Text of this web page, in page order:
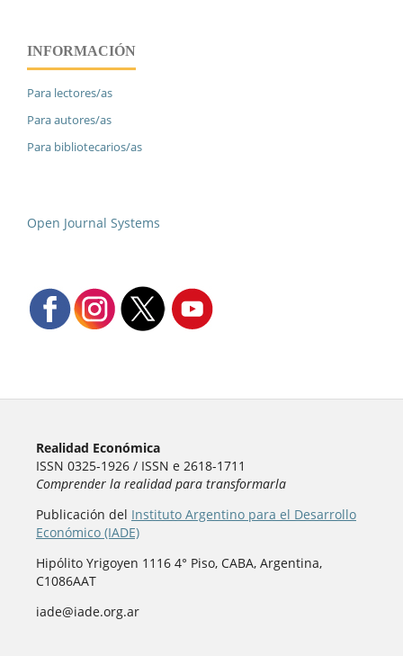
INFORMACIÓN
Para lectores/as
Para autores/as
Para bibliotecarios/as
Open Journal Systems
Realidad Económica
ISSN 0325-1926 / ISSN e 2618-1711
Comprender la realidad para transformarla
Publicación del Instituto Argentino para el Desarrollo
Económico (IADE)
Hipólito Yrigoyen 1116 4° Piso, CABA, Argentina,
C1086AAT
iade@iade.org.ar